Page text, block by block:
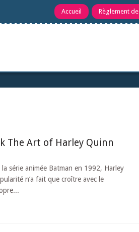
Accueil Règlement
The Art of Harley Quinn
série animée Batman en 1992, Harley
n’a fait que croître avec le